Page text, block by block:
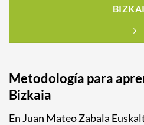
Metodología para
Bizkaia
En Juan Mateo Zabala